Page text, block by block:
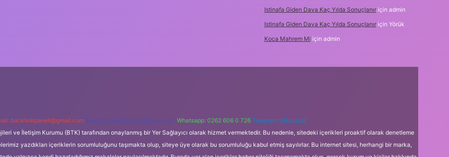
Istinafa Giden Dava Kaç Yılda Sonuçlanıriçin admin
Istinafa Giden Dava Kaç Yılda Sonuçlanıriçin Yörük
Koca Mahrem Mi için admin
backlinkpaneli@gmail.com Teams: forumhizmeti@gmail.com Whatsapp: 0262 606 0 726 Telegram: @karabul
ve İletişim Kurumu (BTK) tarafından onaylanmış bir Yer Sağlayıcı olarak hizmet vermektedir. Bu nedenle, sitedeki içerikleri proaktif olarak denetleme
yazdıkları içeriklerin sorumluluğunu taşımakta olup, siteye üye olarak bu sorumluluğu kabul etmiş sayılırlar. Bu internet sitesi, herhangi bir marka,